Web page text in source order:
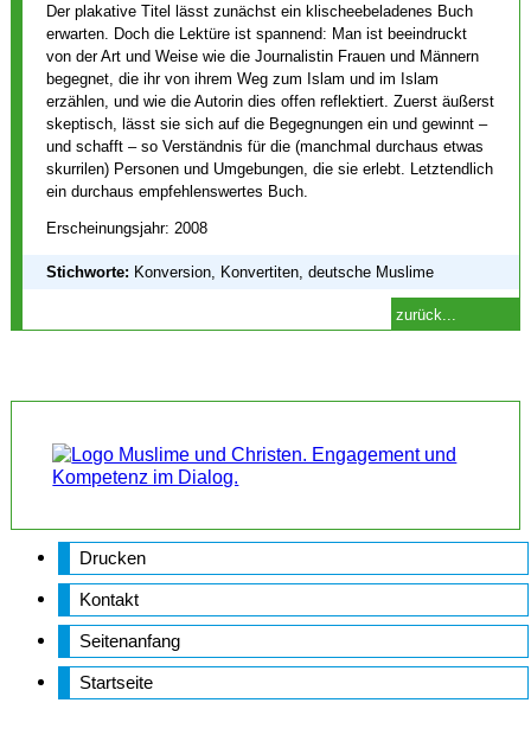
Der plakative Titel lässt zunächst ein klischeebeladenes Buch
erwarten. Doch die Lektüre ist spannend: Man ist beeindruckt
von der Art und Weise wie die Journalistin Frauen und Männern
begegnet, die ihr von ihrem Weg zum Islam und im Islam
erzählen, und wie die Autorin dies offen reflektiert. Zuerst äußerst
skeptisch, lässt sie sich auf die Begegnungen ein und gewinnt –
und schafft – so Verständnis für die (manchmal durchaus etwas
skurrilen) Personen und Umgebungen, die sie erlebt. Letztendlich
ein durchaus empfehlenswertes Buch.
Erscheinungsjahr: 2008
Stichworte: Konversion, Konvertiten, deutsche Muslime
zurück...
Drucken
Kontakt
Seitenanfang
Startseite